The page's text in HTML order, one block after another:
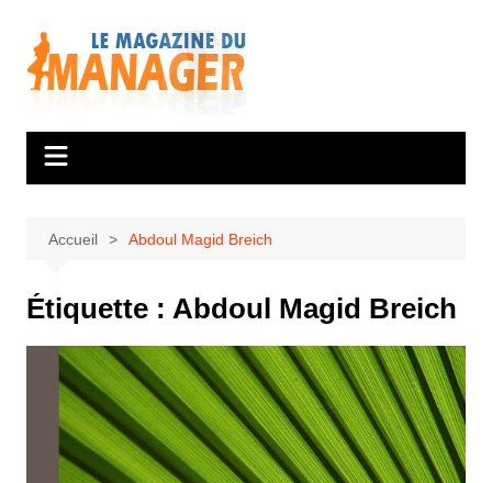
contenu
Accueil Abdoul Magid Breich
Étiquette : Abdoul Magid Breich